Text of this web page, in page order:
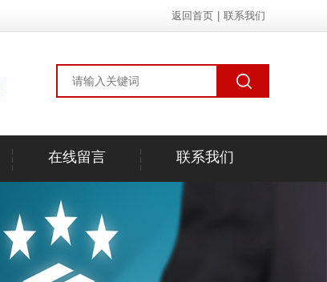
返回首页 联系我们
在线留言 联系我们